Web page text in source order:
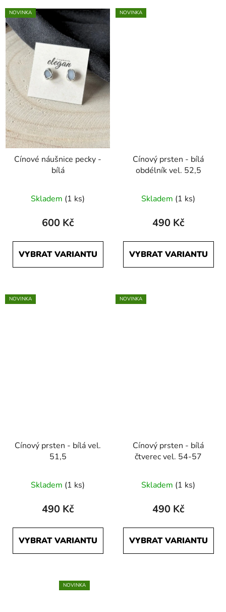
NOVINKA
Cínové náušnice pecky -
bílá
Skladem (1 ks)
600 Kč
VYBRAT VARIANTU
NOVINKA
Cínový prsten - bílá
obdélník vel. 52,5
Skladem (1 ks)
490 Kč
VYBRAT VARIANTU
NOVINKA
Cínový prsten - bílá vel.
51,5
Skladem (1 ks)
490 Kč
VYBRAT VARIANTU
NOVINKA
Cínový prsten - bílá
čtverec vel. 54-57
Skladem (1 ks)
490 Kč
VYBRAT VARIANTU
NOVINKA